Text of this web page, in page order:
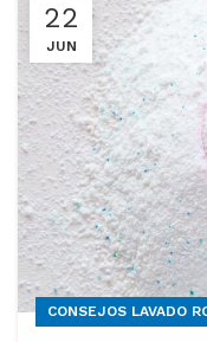
22
JUN
CONSEJOS LAVADO